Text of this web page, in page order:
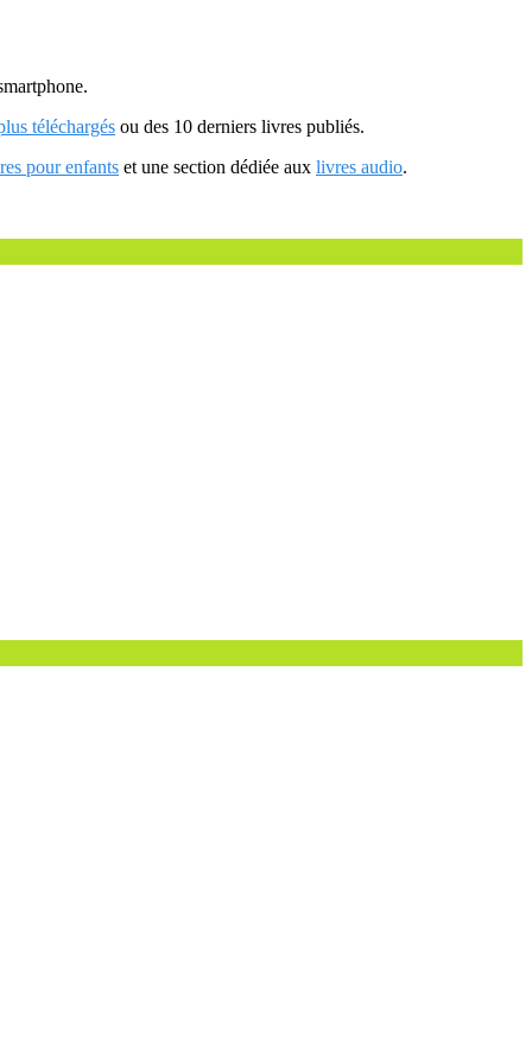
téléchargés ou des 10 derniers livres publiés.
pour enfants et une section dédiée aux livres audio.